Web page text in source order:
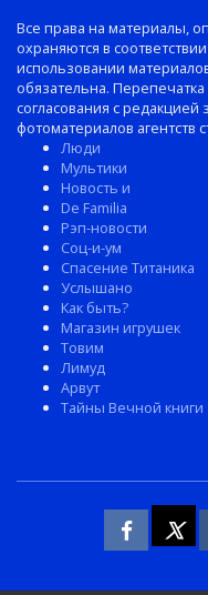
Все права на материалы,
охраняются в
использовании
обязательна.
согласования с
фотоматериалов агентств
Люди
Мультики
Новость и
De Familia
Рэп-новости
Соц-и-ум
Спасение Титаника
Услышано
Как быть?
Магазин игрушек
Товим
Лимуд
Арвут
Тайны Вечной книги